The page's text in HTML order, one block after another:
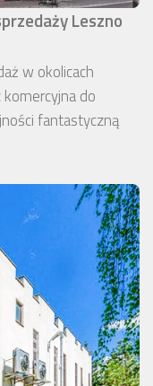
Leszno
w okolicach
do
fantastyczną